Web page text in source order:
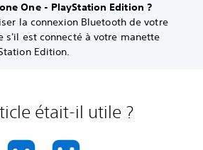
One - PlayStation Edition ?
la connexion Bluetooth de votre
s'il est connecté à votre manette
Edition.
était-il utile ?